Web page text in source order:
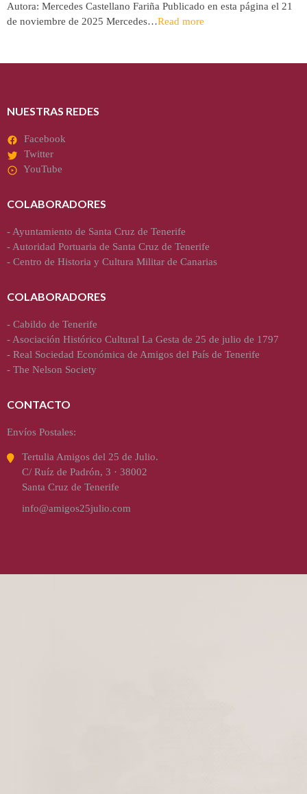
Autora: Mercedes Castellano Fariña Publicado en esta página el 21
de noviembre de 2025 Mercedes…Read more
NUESTRAS REDES
Facebook
Twitter
YouTube
COLABORADORES
-Ayuntamiento de Santa Cruz de Tenerife
-Autoridad Portuaria de Santa Cruz de Tenerife
- Centro de Historia y Cultura Militar de Canarias
COLABORADORES
- Cabildo de Tenerife
-Asociación Histórico Cultural La Gesta de 25 de julio de 1797
- Real Sociedad Económica de Amigos del País de Tenerife
- The Nelson Society
CONTACTO
Envíos Postales:
Tertulia Amigos del 25 de Julio.
C/ Ruíz de Padrón, 3 · 38002
Santa Cruz de Tenerife
info@amigos25julio.com